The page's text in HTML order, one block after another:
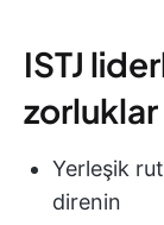
ISTJ
zorluklar
Yerleşik
direnin